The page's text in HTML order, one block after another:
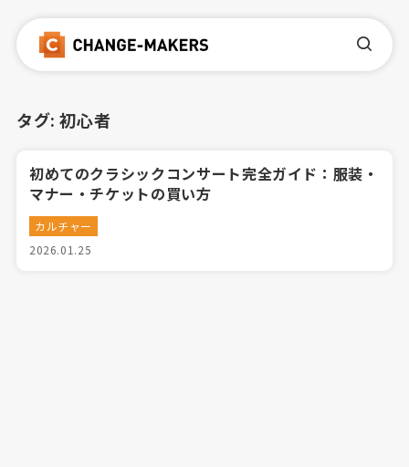
タグ:初心者
初めてのクラシックコンサート完全ガイド：服装・
マナー・チケットの買い方
カルチャー
2026.01.25